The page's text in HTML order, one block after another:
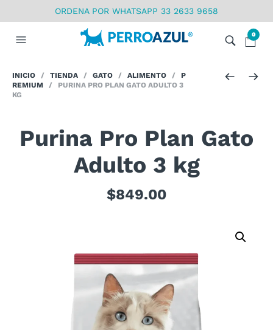
ORDENA POR WHATSAPP 33 2633 9658
0
INICIO / TIENDA / GATO / ALIMENTO / P
REMIUM / PURINA PRO PLAN GATO ADULTO 3
KG
Purina Pro Plan Gato
Adulto 3 kg
$849.00